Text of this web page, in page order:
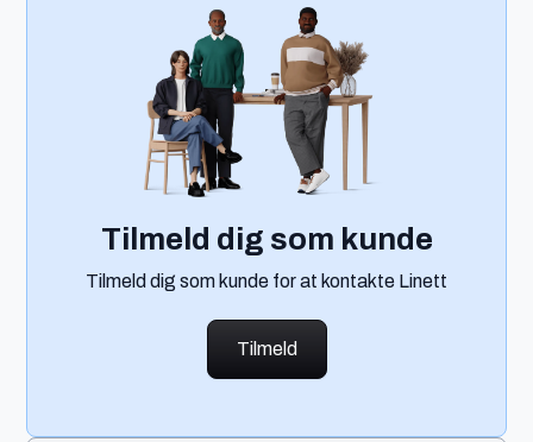
Tilmeld dig som kunde
Tilmeld dig som kunde for at kontakte Linett
Tilmeld